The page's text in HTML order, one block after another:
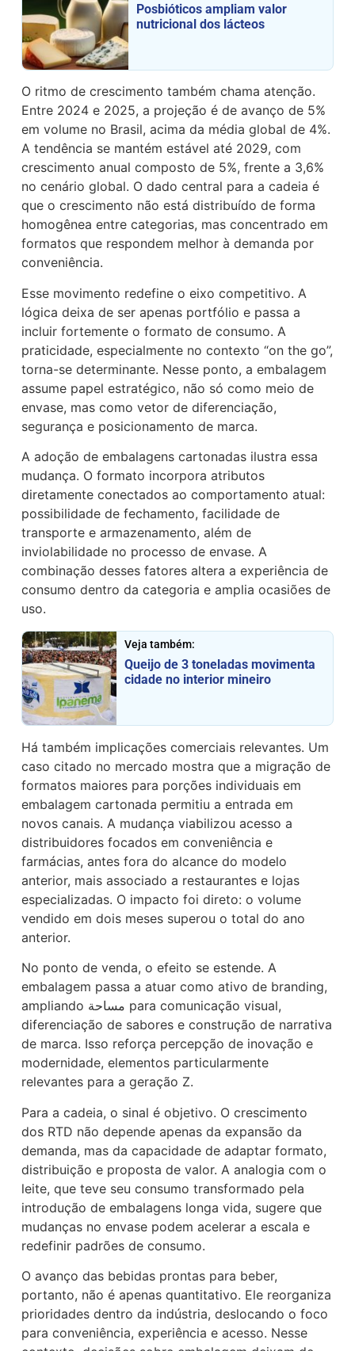
Posbióticos ampliam valor
nutricional dos lácteos
O ritmo de crescimento também chama atenção.
Entre 2024 e 2025, a projeção é de avanço de 5%
em volume no Brasil, acima da média global de 4%.
A tendência se mantém estável até 2029, com
crescimento anual composto de 5%, frente a 3,6%
no cenário global. O dado central para a cadeia é
que o crescimento não está distribuído de forma
homogênea entre categorias, mas concentrado em
formatos que respondem melhor à demanda por
conveniência.
Esse movimento redefine o eixo competitivo. A
lógica deixa de ser apenas portfólio e passa a
incluir fortemente o formato de consumo. A
praticidade, especialmente no contexto “on the go”,
torna-se determinante. Nesse ponto, a embalagem
assume papel estratégico, não só como meio de
envase, mas como vetor de diferenciação,
segurança e posicionamento de marca.
A adoção de embalagens cartonadas ilustra essa
mudança. O formato incorpora atributos
diretamente conectados ao comportamento atual:
possibilidade de fechamento, facilidade de
transporte e armazenamento, além de
inviolabilidade no processo de envase. A
combinação desses fatores altera a experiência de
consumo dentro da categoria e amplia ocasiões de
uso.
Veja também:
Queijo de 3 toneladas movimenta
cidade no interior mineiro
Há também implicações comerciais relevantes. Um
caso citado no mercado mostra que a migração de
formatos maiores para porções individuais em
embalagem cartonada permitiu a entrada em
novos canais. A mudança viabilizou acesso a
distribuidores focados em conveniência e
farmácias, antes fora do alcance do modelo
anterior, mais associado a restaurantes e lojas
especializadas. O impacto foi direto: o volume
vendido em dois meses superou o total do ano
anterior.
No ponto de venda, o efeito se estende. A
embalagem passa a atuar como ativo de branding,
ampliando مساحة para comunicação visual,
diferenciação de sabores e construção de narrativa
de marca. Isso reforça percepção de inovação e
modernidade, elementos particularmente
relevantes para a geração Z.
Para a cadeia, o sinal é objetivo. O crescimento
dos RTD não depende apenas da expansão da
demanda, mas da capacidade de adaptar formato,
distribuição e proposta de valor. A analogia com o
leite, que teve seu consumo transformado pela
introdução de embalagens longa vida, sugere que
mudanças no envase podem acelerar a escala e
redefinir padrões de consumo.
O avanço das bebidas prontas para beber,
portanto, não é apenas quantitativo. Ele reorganiza
prioridades dentro da indústria, deslocando o foco
para conveniência, experiência e acesso. Nesse